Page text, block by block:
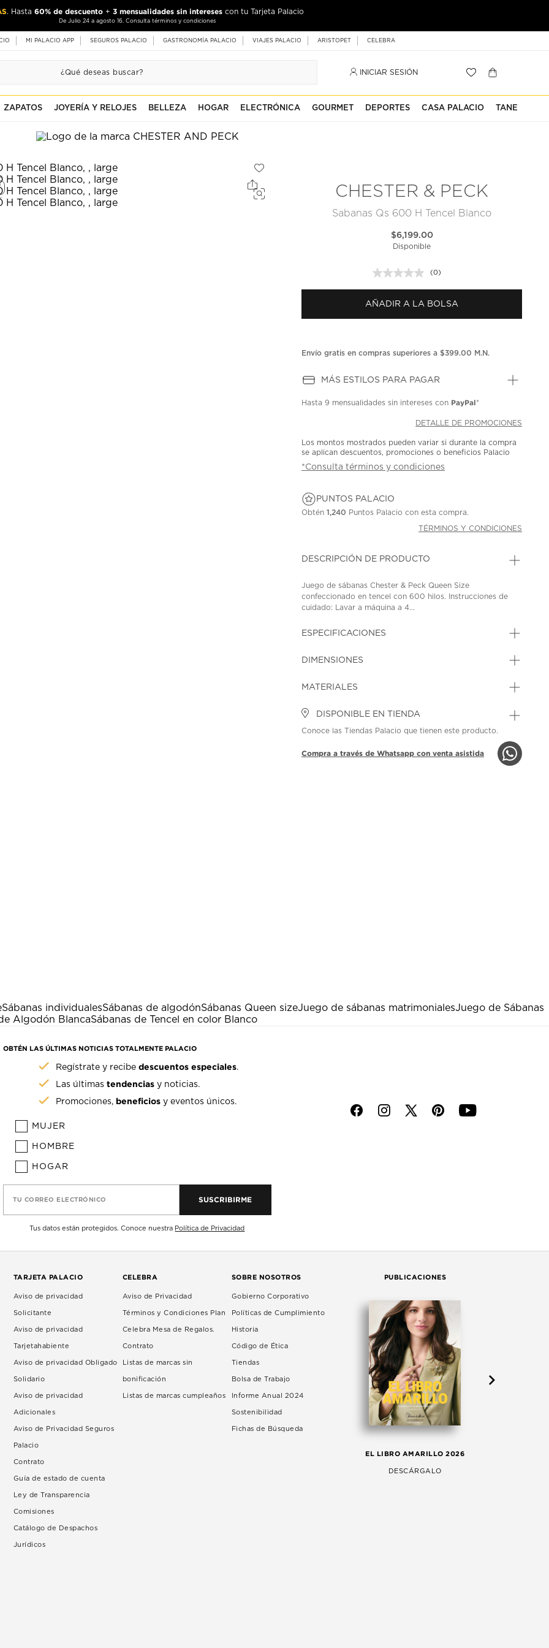
. Hasta 60% de descuento + 3 mensualidades sin intereses con tu Tarjeta Palacio
De Julio 24 a agosto 16. Consulta términos y condiciones
MI PALACIO APP SEGUROS PALACIO GASTRONOMÍA PALACIO VIAJES PALACIO ARISTOPET CELEBRA
INICIAR SESIÓN
ZAPATOS JOYERÍA Y RELOJES BELLEZA HOGAR ELECTRÓNICA GOURMET DEPORTES CASA PALACIO TANE
CHESTER & PECK
Sabanas Qs 600 H Tencel Blanco
$6,199.00
Disponible
Sin
puntuación.
en
la
(0)
AÑADIR A LA BOLSA
Envío gratis en compras superiores a $399.00 M.N.
MÁS ESTILOS PARA PAGAR
Hasta9 mensualidades sin intereses con PayPal*
DETALLE DE PROMOCIONES
Los montos mostrados pueden variar si durante la compra
se aplican descuentos, promociones o beneficios Palacio
*Consulta términos y condiciones
PUNTOS PALACIO
Obtén1,240 Puntos Palacio con esta compra.
TÉRMINOS Y CONDICIONES
DESCRIPCIÓN DE PRODUCTO
Juego de sábanas Chester & Peck Queen Size
confeccionado en tencel con 600 hilos. Instrucciones de
cuidado: Lavar a máquina a 4...
ESPECIFICACIONES
DIMENSIONES
MATERIALES
DISPONIBLE EN TIENDA
Conoce las Tiendas Palacio que tienen este producto.
Compra a través de Whatsapp con venta asistida
Sábanas individualesSábanas de algodónSábanas Queen sizeJuego de sábanas matrimonialesJuego de Sábanas
Algodón BlancaSábanas de Tencel en color Blanco
OBTÉN LAS ÚLTIMAS NOTICIAS TOTALMENTE PALACIO
Regístrate y recibedescuentos especiales.
Las últimastendencias y noticias.
Promociones, beneficios y eventos únicos.
MUJER
HOMBRE
HOGAR
TU CORREO ELECTRÓNICO SUSCRIBIRME
Tus datos están protegidos. Conoce nuestra Política de Privacidad
f i p y
TARJETA PALACIO
Aviso de privacidad
Solicitante
Aviso de privacidad
Tarjetahabiente
Aviso de privacidad Obligado
Solidario
Aviso de privacidad
Adicionales
Aviso de Privacidad Seguros
Palacio
Contrato
Guía de estado de cuenta
Ley de Transparencia
Comisiones
Catálogo de Despachos
Jurídicos
CELEBRA
Aviso de Privacidad
Términos y Condiciones Plan
Celebra Mesa de Regalos.
Contrato
Listas de marcas sin
bonificación
Listas de marcas cumpleaños
SOBRE NOSOTROS
Gobierno Corporativo
Políticas de Cumplimiento
Historia
Código de Ética
Tiendas
Bolsa de Trabajo
Informe Anual 2024
Sostenibilidad
Fichas de Búsqueda
PUBLICACIONES
EL LIBRO AMARILLO 2026
DESCÁRGALO